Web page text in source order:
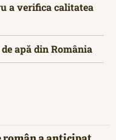
a verifica calitatea
apă din România